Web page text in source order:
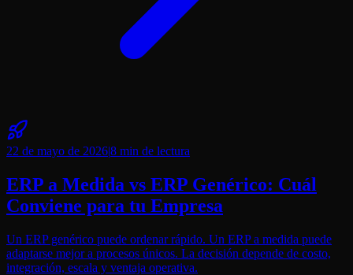
22 de mayo de 2026|8 min de lectura
ERP a Medida vs ERP Genérico: Cuál
Conviene para tu Empresa
Un ERP genérico puede ordenar rápido. Un ERP a medida puede
adaptarse mejor a procesos únicos. La decisión depende de costo,
integración, escala y ventaja operativa.